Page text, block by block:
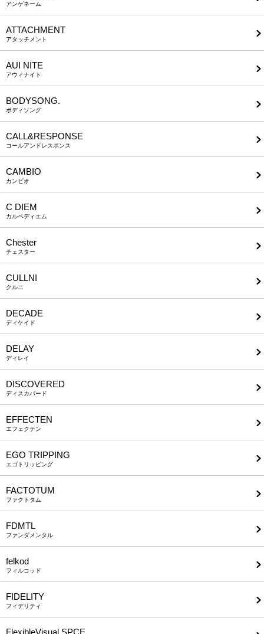
アンゲネーム
ATTACHMENT
アタッチメント
AUI NITE
アウィナイト
BODYSONG.
ボディソング
CALL&RESPONSE
コールアンドレスポンス
CAMBIO
カンビオ
C DIEM
カルペディエム
Chester
チェスター
CULLNI
クルニ
DECADE
ディケイド
DELAY
ディレイ
DISCOVERED
ディスカバード
EFFECTEN
エフェクテン
EGO TRIPPING
エゴトリッピング
FACTOTUM
ファクトタム
FDMTL
ファンダメンタル
felkod
フィルコッド
FIDELITY
フィデリティ
FlexibleVisual SPCE